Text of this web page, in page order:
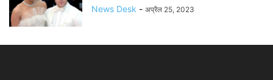
News Desk - अप्रैल 25, 2023